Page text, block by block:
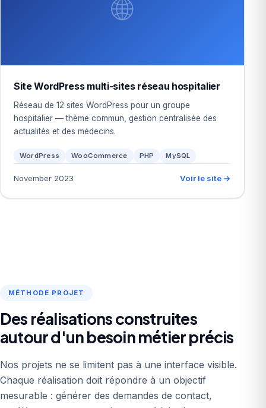
🌐
Site WordPress multi-sites réseau hospitalier
Réseau de 12 sites WordPress pour un groupe
hospitalier — thème commun, gestion centralisée des
actualités et des médecins.
WordPress WooCommerce PHP MySQL
November 2023 Voir le site →
MÉTHODE PROJET
Des réalisations construites
autour d'un besoin métier précis
Nos projets ne se limitent pas à une interface visible.
Chaque réalisation doit répondre à un objectif
mesurable : générer des demandes de contact,